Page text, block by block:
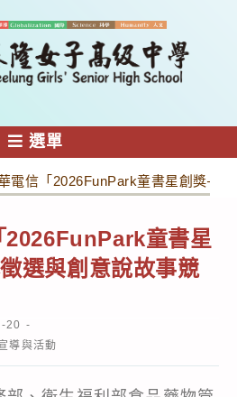
選單
電信「2026FunPark童書星創獎─數
2026FunPark童書星
選與創意說故事競
20
導與活動